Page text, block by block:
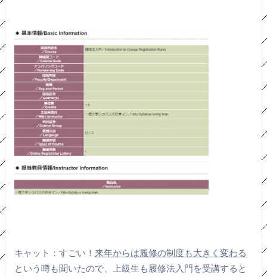
キャット：すごい！ 来年からは履修の制度も大きく変わる
という噂も聞いたので、上級生も履修法入門を受講すると